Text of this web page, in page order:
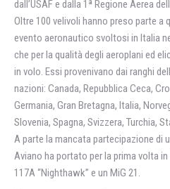
dall’USAF e dalla 1ª Regione Aerea
Oltre 100 velivoli hanno preso parte a
evento aeronautico svoltosi in Italia
che per la qualità degli aeroplani ed
in volo. Essi provenivano dai ranghi
nazioni: Canada, Repubblica Ceca,
Germania, Gran Bretagna, Italia,
Slovenia, Spagna, Svizzera, Turchia,
A parte la mancata partecipazione di
Aviano ha portato per la prima volta
117A “Nighthawk” e un MiG 21.